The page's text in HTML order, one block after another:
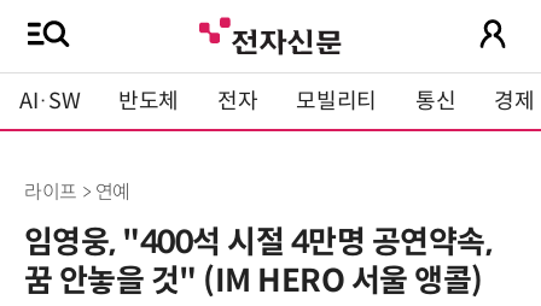
AI·SW 반도체 전자 모빌리티 통신 경제
라이프 > 연예
임영웅, "400석 시절 4만명 공연약속,
꿈 안놓을 것" (IM HERO 서울 앵콜)